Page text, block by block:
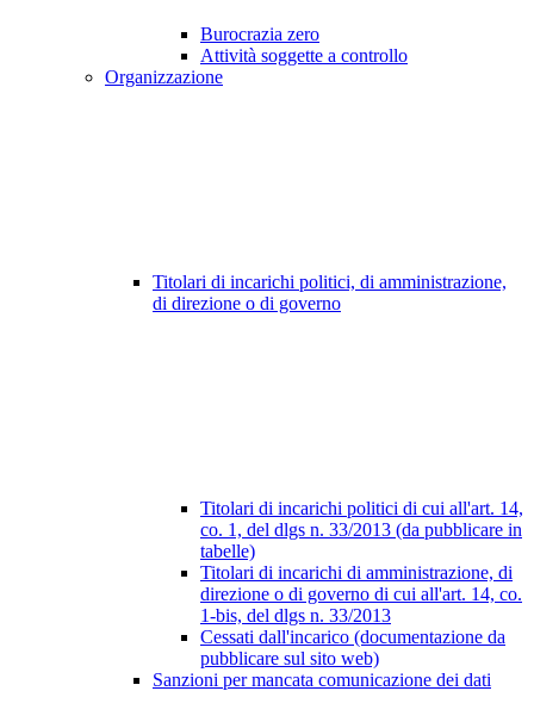
Burocrazia zero
Attività soggette a controllo
Organizzazione
Titolari di incarichi politici, di amministrazione,
di direzione o di governo
Titolari di incarichi politici di cui all'art. 14,
co. 1, del dlgs n. 33/2013 (da pubblicare in
tabelle)
Titolari di incarichi di amministrazione, di
direzione o di governo di cui all'art. 14, co.
1-bis, del dlgs n. 33/2013
Cessati dall'incarico (documentazione da
pubblicare sul sito web)
Sanzioni per mancata comunicazione dei dati